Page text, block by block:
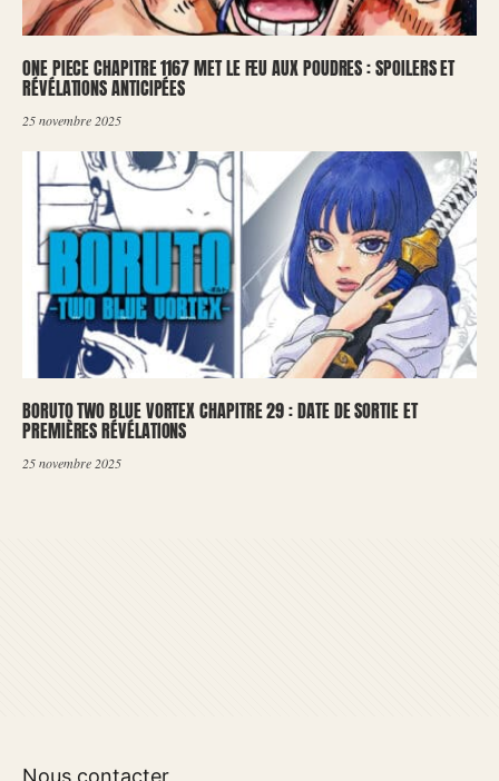
ONE PIECE CHAPITRE 1167 MET LE FEU AUX POUDRES : SPOILERS ET
RÉVÉLATIONS ANTICIPÉES
25 novembre 2025
BORUTO TWO BLUE VORTEX CHAPITRE 29 : DATE DE SORTIE ET
PREMIÈRES RÉVÉLATIONS
25 novembre 2025
Nous contacter